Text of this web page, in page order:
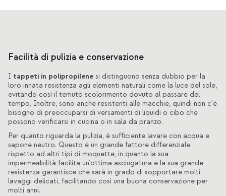
Facilità di pulizia e conservazione
I tappeti in polipropilene si distinguono senza dubbio per la
loro innata resistenza agli elementi naturali come la luce del sole,
evitando così il temuto scolorimento dovuto al passare del
tempo. Inoltre, sono anche resistenti alle macchie, quindi non c'è
bisogno di preoccuparsi di versamenti di liquidi o cibo che
possono verificarsi in cucina o in sala da pranzo.
Per quanto riguarda la pulizia, è sufficiente lavare con acqua e
sapone neutro. Questo è un grande fattore differenziale
rispetto ad altri tipi di moquette, in quanto la sua
impermeabilità facilita un'ottima asciugatura e la sua grande
resistenza garantisce che sarà in grado di sopportare molti
lavaggi delicati, facilitando così una buona conservazione per
molti anni.